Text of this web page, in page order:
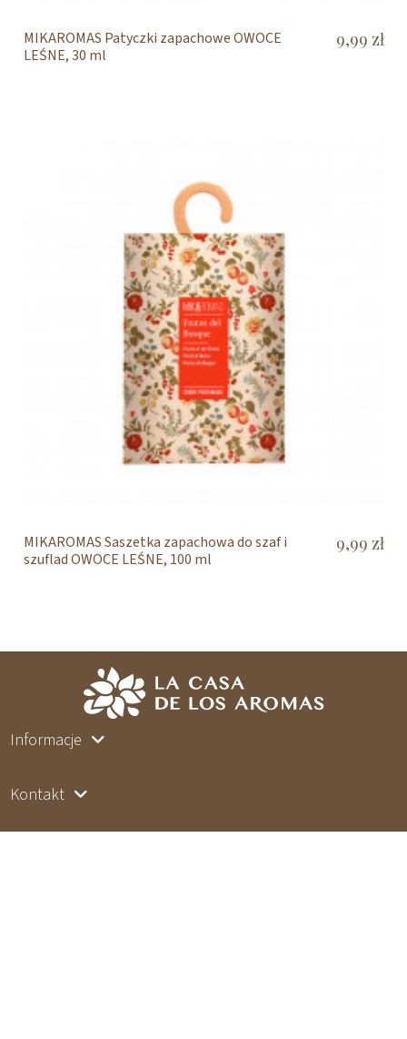
MIKAROMAS Patyczki zapachowe OWOCE
LEŚNE, 30 ml
9,99 zł
MIKAROMAS Saszetka zapachowa do szaf i
szuflad OWOCE LEŚNE, 100 ml
9,99 zł
Informacje
Kontakt